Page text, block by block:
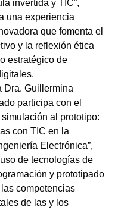
invertida y TIC”,
una experiencia
que fomenta el
y la reflexión ética
estratégico de
Dra. Guillermina
participa con el
al prototipo:
con TIC en la
Electrónica”,
de tecnologías de
y prototipado
competencias
de las y los